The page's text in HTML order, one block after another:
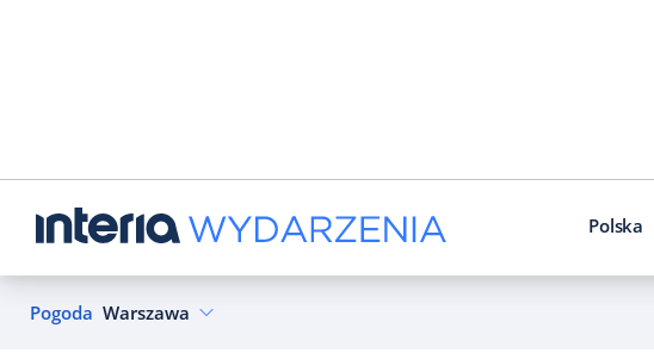
Polska
Pogoda Warszawa